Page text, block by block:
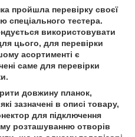
пройшла перевірку своєї
спеціального тестера.
використовувати
цього, для перевірки
асортименті є
саме для перевірки
довжину планок,
зазначені в описі товару,
для підключення
розташуванню отворів